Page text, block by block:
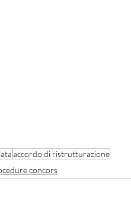
accordo di ristrutturazione
concors